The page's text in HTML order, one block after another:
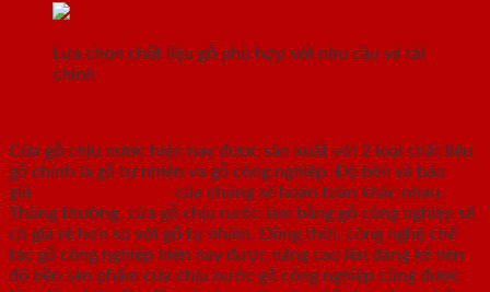
Lựa chọn chất liệu gỗ phù hợp với nhu cầu và tài
chính
Cửa gỗ chịu nước hiện nay được sản xuất với 2 loại chất liệu
gỗ chính là gỗ tự nhiên và gỗ công nghiệp. Độ bền và báo
giá
của chúng sẽ hoàn toàn khác nhau.
Thông thường, cửa gỗ chịu nước làm bằng gỗ công nghiệp sẽ
có giá rẻ hơn so với gỗ tự nhiên. Đồng thời, công nghệ chế
tác gỗ công nghiệp hiện nay được nâng cao lên đáng kể nên
độ bền sản phẩm cửa chịu nước gỗ công nghiệp cũng được